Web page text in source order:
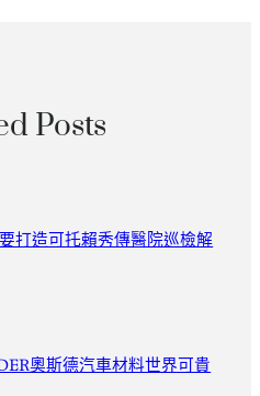
Posts
打造可托賴秀傳醫院巡檢解
奧斯德汽車材料世界可貴